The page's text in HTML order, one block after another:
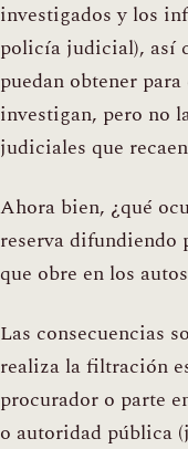
investigados y los
policía judicial), así
puedan obtener
investigan, pero no
judiciales que
Ahora bien, ¿qué
reserva
que obre en los
Las consecuencias
realiza la filtración
procurador o parte
o autoridad pública